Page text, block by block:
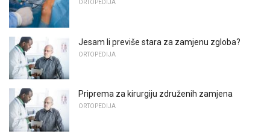
ORTOPEDIJA
Jesam li previše stara za zamjenu zgloba?
ORTOPEDIJA
Priprema za kirurgiju združenih zamjena
ORTOPEDIJA